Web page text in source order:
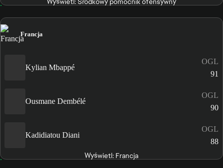
Francja
Kylian Mbappé
OGL
91
Ousmane Dembélé
OGL
90
Kadidiatou Diani
OGL
88
Wyświetl: Francja